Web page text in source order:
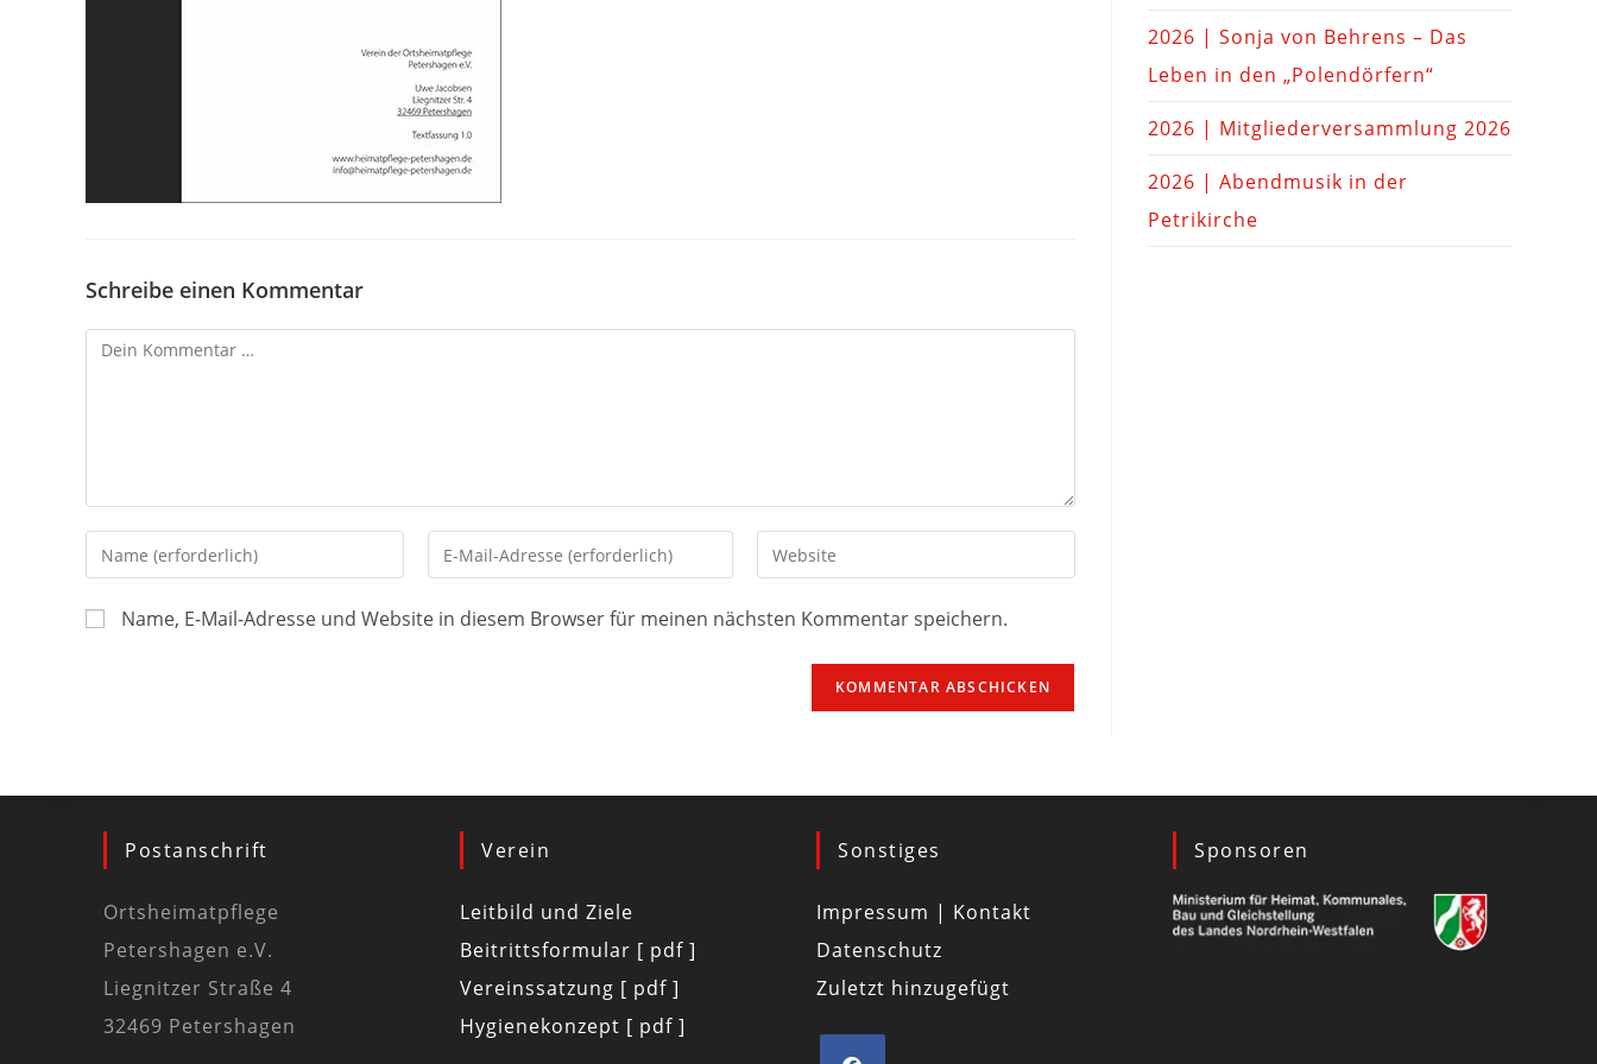
Schreibe einen Kommentar
Name, E-Mail-Adresse und Website in diesem Browser für meinen nächsten Kommentar speichern.
2026 | Sonja von Behrens – Das
Leben in den „Polendörfern“
2026 | Mitgliederversammlung 2026
2026 | Abendmusik in der
Petrikirche
Postanschrift
Ortsheimatpflege
Petershagen e.V.
Liegnitzer Straße 4
32469 Petershagen
Verein
Leitbild und Ziele
Beitrittsformular [ pdf ]
Vereinssatzung [ pdf ]
Hygienekonzept [ pdf ]
Sonstiges
Impressum | Kontakt
Datenschutz
Zuletzt hinzugefügt
Sponsoren